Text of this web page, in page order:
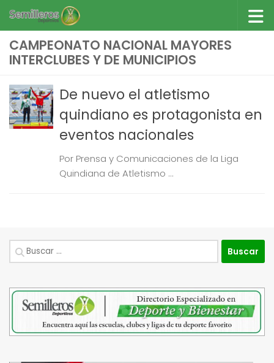
Saltar al contenido
CAMPEONATO NACIONAL MAYORES
INTERCLUBES Y DE MUNICIPIOS
De nuevo el atletismo
quindiano es protagonista en
eventos nacionales
Por Prensa y Comunicaciones de la Liga
Quindiana de Atletismo ...
Buscar: